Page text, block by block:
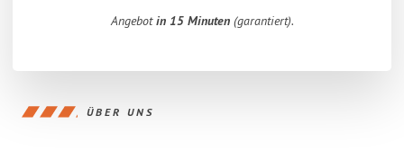
Angebotin 15 Minuten(garantiert).
ÜBER UNS